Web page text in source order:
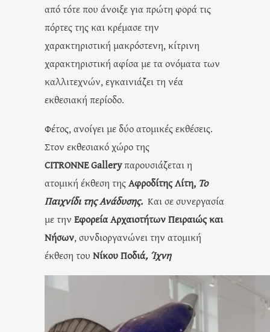
από τότε που άνοιξε για πρώτη φορά τις
πόρτες της και κρέμασε την
χαρακτηριστική μακρόστενη, κίτρινη
χαρακτηριστική αφίσα με τα ονόματα των
καλλιτεχνών, εγκαινιάζει τη νέα
εκθεσιακή περίοδο.
Φέτος, ανοίγει με δύο ατομικές εκθέσεις.
Στον εκθεσιακό χώρο της
CITRONNE Galleryπαρουσιάζεται η
ατομική έκθεση τηςΑφροδίτης Λίτη, Το
Παιχνίδι της Ανάδυσης. Και σε συνεργασία
με την Εφορεία Αρχαιοτήτων Πειραιώς και
Νήσων, συνδιοργανώνει την ατομική
έκθεση του Νίκου Ποδιά, Ίχνη